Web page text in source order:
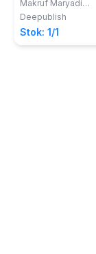
Gambut Dan
Bencana
Makruf Maryadi
Siregar
Deepublish
Stok: 1/1